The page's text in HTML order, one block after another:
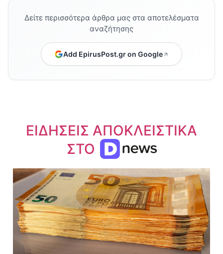
Δείτε περισσότερα άρθρα μας στα αποτελέσματα
αναζήτησης
Add EpirusPost.gr on Google
ΕΙΔΗΣΕΙΣ ΑΠΟΚΛΕΙΣΤΙΚΑ
ΣΤΟ